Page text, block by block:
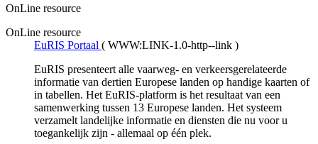
OnLine resource
OnLine resource
EuRIS Portaal ( WWW:LINK-1.0-http--link )
EuRIS presenteert alle vaarweg- en verkeersgerelateerde
informatie van dertien Europese landen op handige kaarten of
in tabellen. Het EuRIS-platform is het resultaat van een
samenwerking tussen 13 Europese landen. Het systeem
verzamelt landelijke informatie en diensten die nu voor u
toegankelijk zijn - allemaal op één plek.